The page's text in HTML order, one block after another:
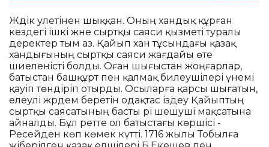
Жәдік әулетінен шыққан. Оның хандық құрған
кездегі ішкі және сыртқы саяси қызметі туралы
деректер тым аз. Қайып хан тұсындағы қазақ
хандығының сыртқы саяси жағдайы өте
шиеленісті болды. Оған шығыстан жоңғарлар,
батыстан башқұрт пен қалмақ билеушілері үнемі
қауіп төндіріп отырды. Осыларға қарсы шығатын,
елеулі жәрдем беретін одақтас іздеу Қайыптың
сыртқы саясатының басты әрі шешуші мақсатына
айналды. Бұл ретте ол батыстағы көршісі -
Ресейден көп көмек күтті. 1716 жылы Тобылға